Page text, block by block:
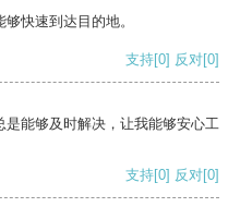
快速到达目的地。
支持[0] 反对[0]
能够及时解决，让我能够安心工
支持[0] 反对[0]